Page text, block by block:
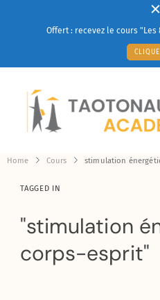
Offert : recevez le cours "Les
Taotonaute
Home
Cours stimulation
TAGGED IN
stimulation
corps-esprit